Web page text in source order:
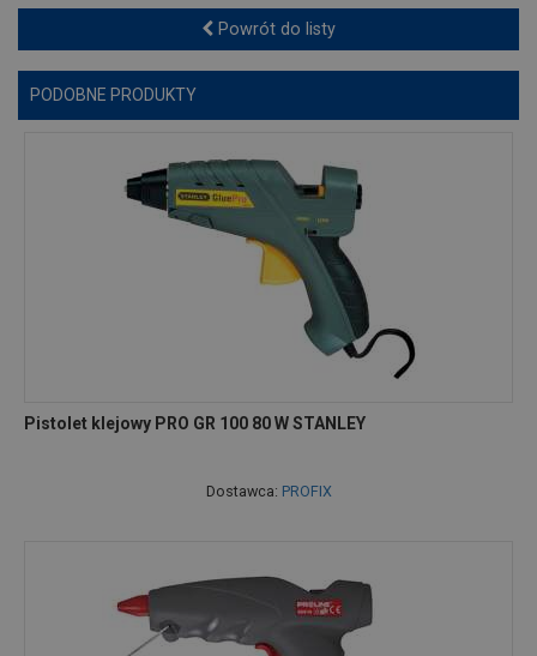
Powrót do listy
PODOBNE PRODUKTY
Pistolet klejowy PRO GR 100 80 W STANLEY
Dostawca: PROFIX